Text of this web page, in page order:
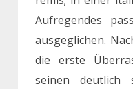
Aufregendes
ausgeglichen.
die erste
seinen deutlich